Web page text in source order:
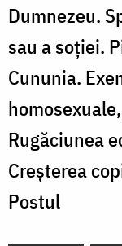
Dumnezeu.
sau a soției.
Cununia.
Rugăciunea
Creșterea
Postul